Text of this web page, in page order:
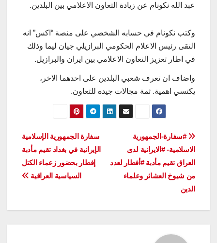
عبد الله نكونام عن زيادة التعاون الاعلامي بين البلدين.
وكتب نكونام في حسابه الشخصي على منصة “اكس” انه
التقى رئيس الاعلام الحكومي البرازيلي جيان ليما وذلك
في اطار تعزيز التعاون الاعلامي بين ايران والبرازيل.
واضاف ان تعرف شعبي البلدين على احدهما الاخر،
يكتسي اهمية. ثمة مجالات جيدة للتعاون.
تصفّح
المقالات
سفارة الجمهورية الإسلامية
الإيرانية في بغداد تقيم مأدبة
إفطار بحضور زعماء الكتل
السياسية العراقية
#سفارة-الجمهورية
الاسلامية- #الايرانية لدى
العراق تقيم مأدبة #أفطار لعدد
من شيوخ العشائر وعلماء
الدين